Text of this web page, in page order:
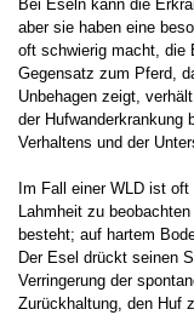
Bei Eseln kann die
aber sie haben eine
oft schwierig macht, die
Gegensatz zum Pferd,
Unbehagen zeigt,
der Hufwanderkrankung
Verhaltens und der
Im Fall einer WLD ist
Lahmheit zu
besteht; auf hartem
Der Esel drückt seinen
Verringerung der
Zurückhaltung, den Huf